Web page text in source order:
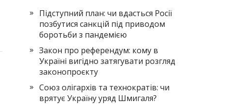
Підступний план: чи вдасться Росії
позбутися санкцій під приводом
боротьби з пандемією
Закон про референдум: кому в
Україні вигідно затягувати розгляд
законопроєкту
Союз олігархів та технократів: чи
врятує Україну уряд Шмигаля?